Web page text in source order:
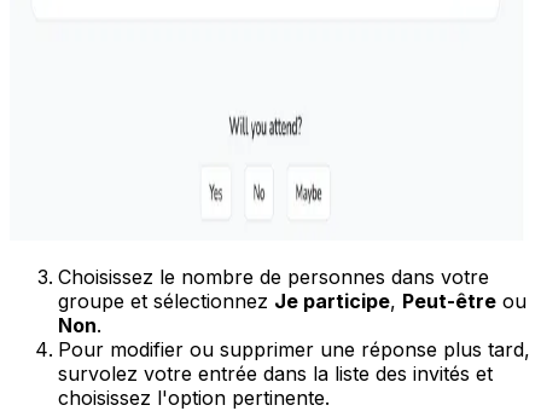
Choisissez le nombre de personnes dans votre
groupe et sélectionnez Je participe, Peut-être ou
Non.
Pour modifier ou supprimer une réponse plus tard,
survolez votre entrée dans la liste des invités et
choisissez l'option pertinente.